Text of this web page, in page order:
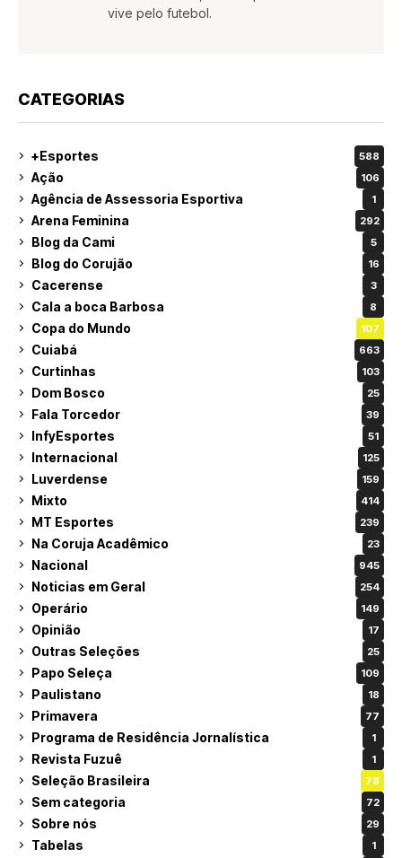
vive pelo futebol.
CATEGORIAS
+Esportes 588
Ação 106
Agência de Assessoria Esportiva 1
Arena Feminina 292
Blog da Cami 5
Blog do Corujão 16
Cacerense 3
Cala a boca Barbosa 8
Copa do Mundo 107
Cuiabá 663
Curtinhas 103
Dom Bosco 25
Fala Torcedor 39
InfyEsportes 51
Internacional 125
Luverdense 159
Mixto 414
MT Esportes 239
Na Coruja Acadêmico 23
Nacional 945
Noticias em Geral 254
Operário 149
Opinião 17
Outras Seleções 25
Papo Seleça 109
Paulistano 18
Primavera 77
Programa de Residência Jornalística 1
Revista Fuzuê 1
Seleção Brasileira 78
Sem categoria 72
Sobre nós 29
Tabelas 1